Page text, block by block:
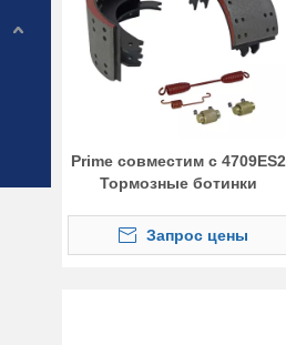
Prime совместим с 4709ES2
Тормозные ботинки
Запрос цены